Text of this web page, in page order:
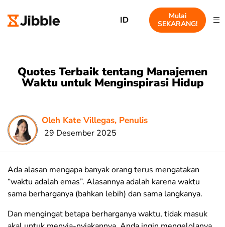
ID
Mulai
SEKARANG!
Quotes Terbaik tentang Manajemen
Waktu untuk Menginspirasi Hidup
Oleh Kate Villegas, Penulis
29 Desember 2025
Ada alasan mengapa banyak orang terus mengatakan
“waktu adalah emas”. Alasannya adalah karena waktu
sama berharganya (bahkan lebih) dan sama langkanya.
Dan mengingat betapa berharganya waktu, tidak masuk